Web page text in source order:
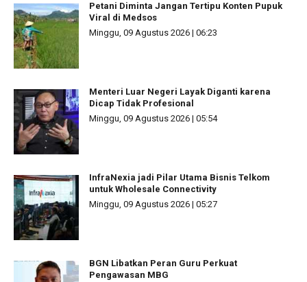
Petani Diminta Jangan Tertipu Konten Pupuk
Viral di Medsos
Minggu, 09 Agustus 2026 | 06:23
Menteri Luar Negeri Layak Diganti karena
Dicap Tidak Profesional
Minggu, 09 Agustus 2026 | 05:54
InfraNexia jadi Pilar Utama Bisnis Telkom
untuk Wholesale Connectivity
Minggu, 09 Agustus 2026 | 05:27
BGN Libatkan Peran Guru Perkuat
Pengawasan MBG